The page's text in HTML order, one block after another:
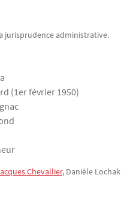
jurisprudence administrative.
(1er février 1950)
Chevallier, Danièle Lochak